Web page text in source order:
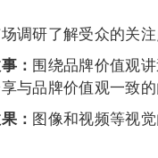
调研了解受众的关
： 围绕品牌价值观
与品牌价值观一致的
： 图像和视频等视